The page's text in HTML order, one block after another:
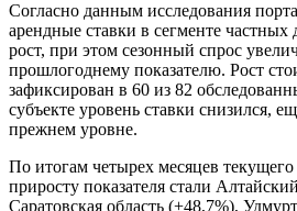
Согласно данным исследования
арендные ставки в сегменте
рост, при этом сезонный спрос
прошлогоднему показателю. Рост
зафиксирован в 60 из 82
субъекте уровень ставки снизился,
прежнем уровне.
По итогам четырех месяцев
приросту показателя стали
Саратовская область (+48,7%),